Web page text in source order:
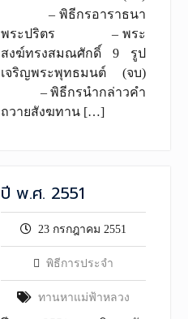
– พิธีกรอาราธนา
พระปริตร – พระ
สงฆ์ทรงสมณศักดิ์ 9 รูป
เจริญพระพุทธมนต์ (จบ)
– พิธีกรนำกล่าวคำ
ถวายสังฆทาน […]
ปี พ.ศ. 2551
23 กรกฎาคม 2551
พิธีการประจำ
ทานหาแม่ฟ้าหลวง